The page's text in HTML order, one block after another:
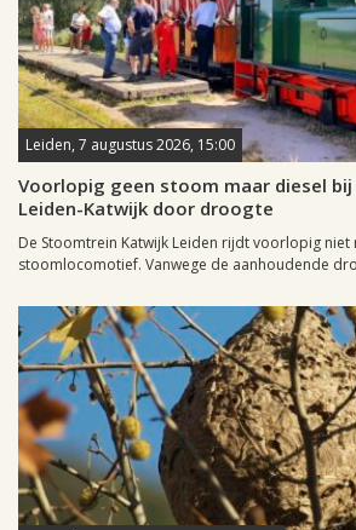
Leiden, 7 augustus 2026, 15:00
Voorlopig geen stoom maar diesel
Leiden-Katwijk door droogte
De Stoomtrein Katwijk Leiden rijdt voorlopig niet
stoomlocomotief. Vanwege de aanhoudende